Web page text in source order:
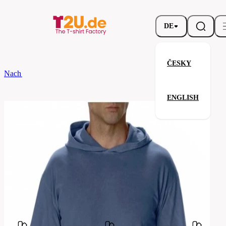
DE
ČESKY
ENGLISH
Nach dem Brand
Adult Heavyweight LS Hooded
Parameter
Marke
Code
4900-
blue-
jean
Verwandte Produkte
Ihre Zufriedenheit ist unsere Priorität.